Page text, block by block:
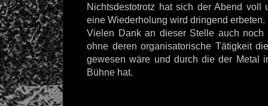
Nichtsdestotrotz hat sich der Abend voll
eine Wiederholung wird dringend erbeten.
Vielen Dank an dieser Stelle auch
ohne deren organisatorische Tätigkeit
gewesen wäre und durch die der Metal
Bühne hat.